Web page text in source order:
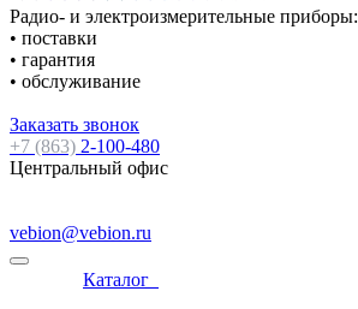
Радио- и электроизмерительные приборы:
• поставки
• гарантия
• обслуживание
Заказать звонок
+7 (863) 2-100-480
Центральный офис
vebion@vebion.ru
Каталог